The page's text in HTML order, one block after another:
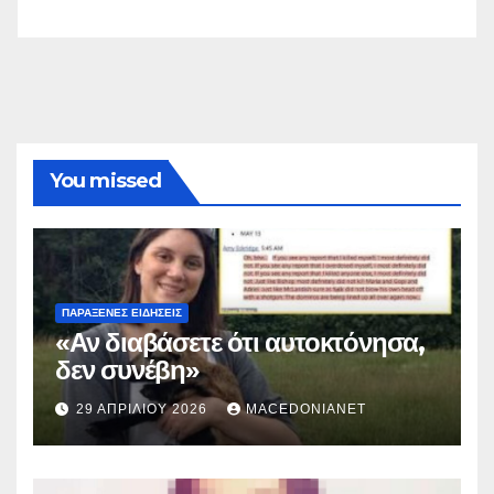
You missed
ΠΑΡΆΞΕΝΕΣ ΕΙΔΉΣΕΙΣ
«Αν διαβάσετε ότι αυτοκτόνησα,
δεν συνέβη»
29 ΑΠΡΙΛΊΟΥ 2026 MACEDONIANET